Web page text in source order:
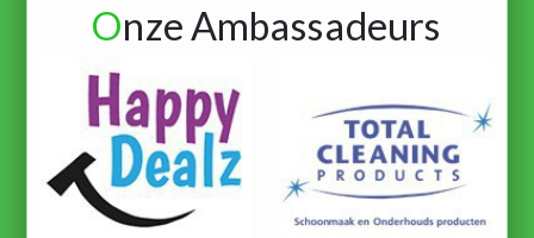
Onze Ambassadeurs